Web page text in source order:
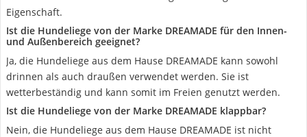
Eigenschaft.
Ist die Hundeliege von der Marke DREAMADE für den Innen-
und Außenbereich geeignet?
Ja, die Hundeliege aus dem Hause DREAMADE kann sowohl
drinnen als auch draußen verwendet werden. Sie ist
wetterbeständig und kann somit im Freien genutzt werden.
Ist die Hundeliege von der Marke DREAMADE klappbar?
Nein, die Hundeliege aus dem Hause DREAMADE ist nicht